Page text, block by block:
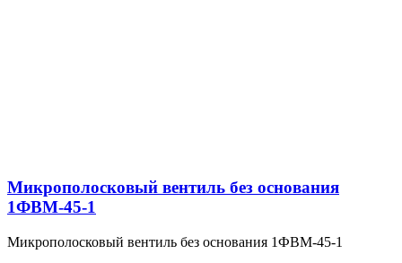
Микрополосковый вентиль без основания
1ФВМ-45-1
Микрополосковый вентиль без основания 1ФВМ-45-1